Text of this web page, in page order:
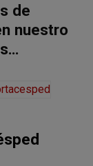
de
nuestro